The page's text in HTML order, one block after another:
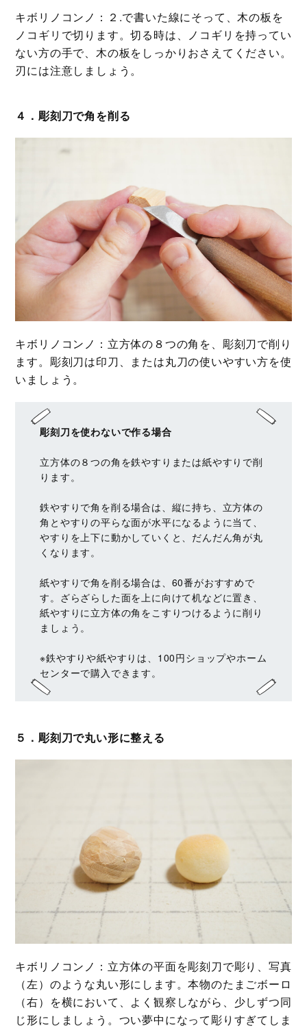
キボリノコンノ：２.で書いた線にそって、木の板を
ノコギリで切ります。切る時は、ノコギリを持ってい
ない方の手で、木の板をしっかりおさえてください。
刃には注意しましょう。
４．彫刻刀で角を削る
キボリノコンノ：立方体の８つの角を、彫刻刀で削り
ます。彫刻刀は印刀、または丸刀の使いやすい方を使
いましょう。
彫刻刀を使わないで作る場合
立方体の８つの角を鉄やすりまたは紙やすりで削
ります。
鉄やすりで角を削る場合は、縦に持ち、立方体の
角とやすりの平らな面が水平になるように当て、
やすりを上下に動かしていくと、だんだん角が丸
くなります。
紙やすりで角を削る場合は、60番がおすすめで
す。ざらざらした面を上に向けて机などに置き、
紙やすりに立方体の角​をこすりつけるように削り
ましょう。
※鉄やすりや紙やすりは、100円ショップやホーム
センターで購入できます。
５．彫刻刀で丸い形に整える
キボリノコンノ：立方体の平面を彫刻刀で彫り、写真
（左）のような丸い形にします。本物のたまごボーロ
（右）を横において、よく観察しながら、少しずつ同
じ形にしましょう。つい夢中になって彫りすぎてしま